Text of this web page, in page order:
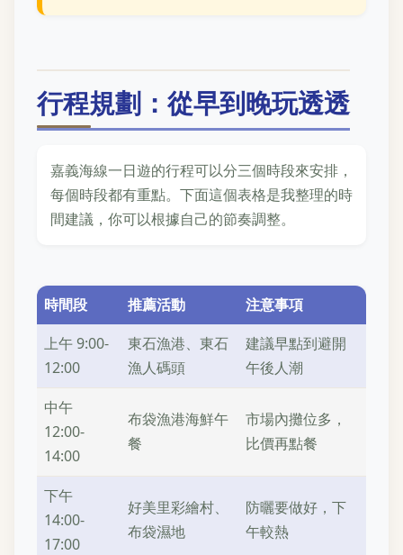
行程規劃：從早到晚玩透透
嘉義海線一日遊的行程可以分三個時段來安排，
每個時段都有重點。下面這個表格是我整理的時
間建議，你可以根據自己的節奏調整。
時間段 推薦活動
注意事項
上午 9:00-
12:00
東石漁港、東石
漁人碼頭
建議早點到避開
午後人潮
中午
12:00-
14:00
布袋漁港海鮮午
餐
市場內攤位多，
比價再點餐
下午
14:00-
17:00
好美里彩繪村、
布袋濕地
防曬要做好，下
午較熱